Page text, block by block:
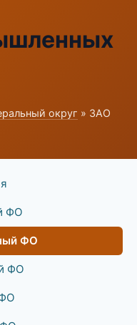
округ » ЗАО
ФО
ФО
ФО